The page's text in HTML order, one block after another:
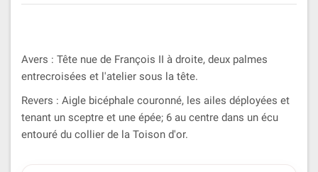
Avers : Tête nue de François II à droite, deux palmes
entrecroisées et l'atelier sous la tête.
Revers : Aigle bicéphale couronné, les ailes déployées et
tenant un sceptre et une épée; 6 au centre dans un écu
entouré du collier de la Toison d'or.